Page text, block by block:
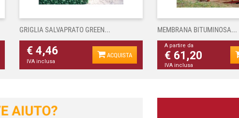
GRIGLIA SALVAPRATO GREEN...
€ 4,46
IVA inclusa
ACQUISTA
MEMBRANA BITUMINOSA...
A partire da
€ 61,20
IVA inclusa